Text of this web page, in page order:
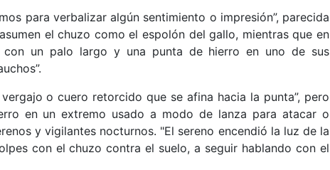
para verbalizar algún sentimiento o impresión”, parecida
el chuzo como el espolón del gallo, mientras que en
con un palo largo y una punta de hierro en uno de sus
o cuero retorcido que se afina hacia la punta”, pero
en un extremo usado a modo de lanza para atacar o
y vigilantes nocturnos. "El sereno encendió la luz de la
con el chuzo contra el suelo, a seguir hablando con el